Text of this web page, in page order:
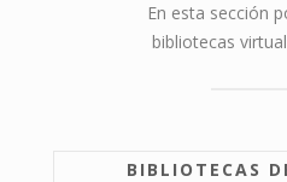
En esta sección
bibliotecas
BIBLIOTECAS